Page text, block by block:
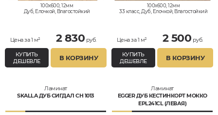
100x600, 12мм
Дуб, Елочкой, Влагостойкий
Цена за 1 м² 2 830 руб.
КУПИТЬ
ДЕШЕВЛЕ
В КОРЗИНУ
100x600, 12мм
33 класс, Дуб, Елочкой, Влагостойкий
Цена за 1 м² 2 500 руб.
КУПИТЬ
ДЕШЕВЛЕ
В КОРЗИНУ
Ламинат
SKALLA ДУБ СИГДАЛ CH 1013
Ламинат
EGGER ДУБ КЕСТИНКОРТ МОККО
EPL241CL (ЛЕВАЯ)